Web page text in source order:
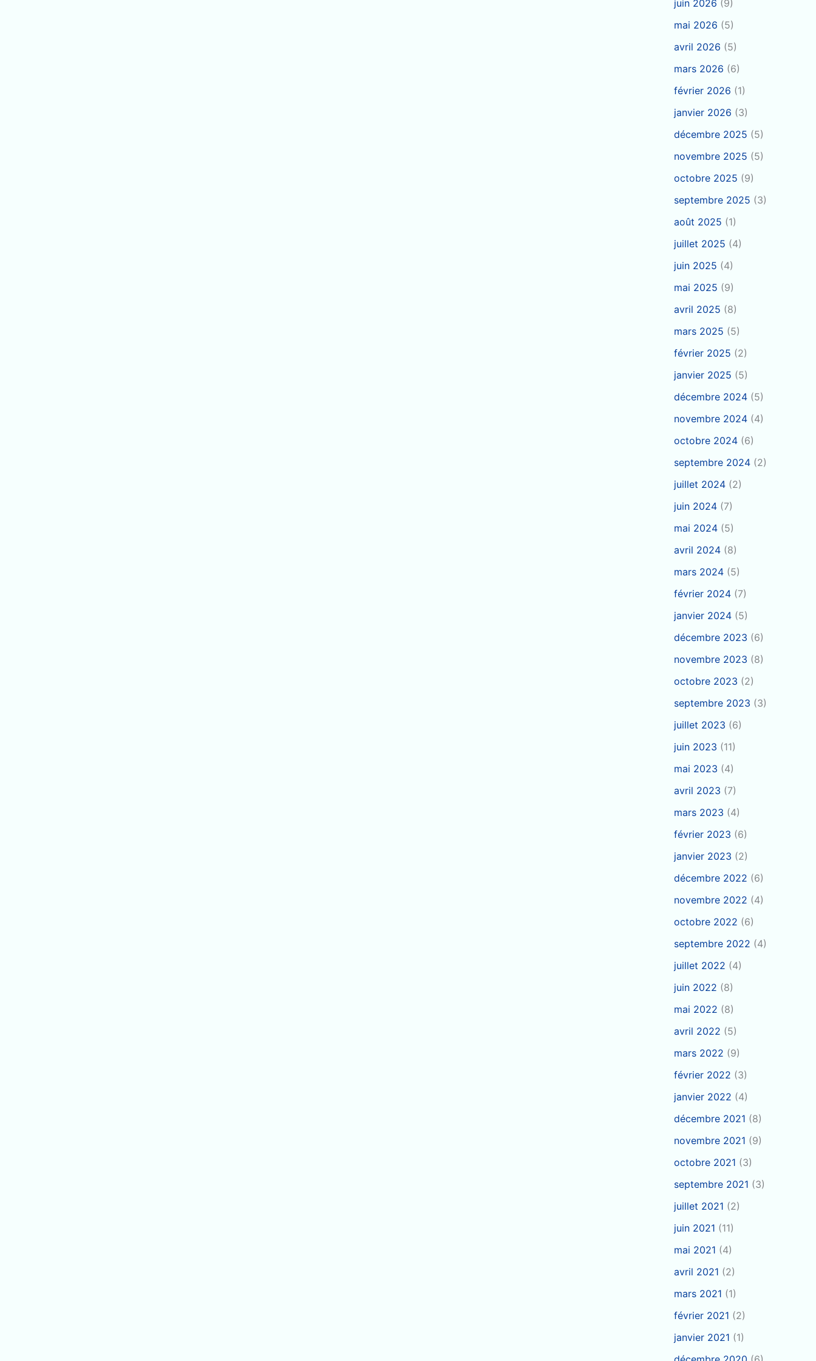
juin 2026 (9)
mai 2026 (5)
avril 2026 (5)
mars 2026 (6)
février 2026 (1)
janvier 2026 (3)
décembre 2025 (5)
novembre 2025 (5)
octobre 2025 (9)
septembre 2025 (3)
août 2025 (1)
juillet 2025 (4)
juin 2025 (4)
mai 2025 (9)
avril 2025 (8)
mars 2025 (5)
février 2025 (2)
janvier 2025 (5)
décembre 2024 (5)
novembre 2024 (4)
octobre 2024 (6)
septembre 2024 (2)
juillet 2024 (2)
juin 2024 (7)
mai 2024 (5)
avril 2024 (8)
mars 2024 (5)
février 2024 (7)
janvier 2024 (5)
décembre 2023 (6)
novembre 2023 (8)
octobre 2023 (2)
septembre 2023 (3)
juillet 2023 (6)
juin 2023 (11)
mai 2023 (4)
avril 2023 (7)
mars 2023 (4)
février 2023 (6)
janvier 2023 (2)
décembre 2022 (6)
novembre 2022 (4)
octobre 2022 (6)
septembre 2022 (4)
juillet 2022 (4)
juin 2022 (8)
mai 2022 (8)
avril 2022 (5)
mars 2022 (9)
février 2022 (3)
janvier 2022 (4)
décembre 2021 (8)
novembre 2021 (9)
octobre 2021 (3)
septembre 2021 (3)
juillet 2021 (2)
juin 2021 (11)
mai 2021 (4)
avril 2021 (2)
mars 2021 (1)
février 2021 (2)
janvier 2021 (1)